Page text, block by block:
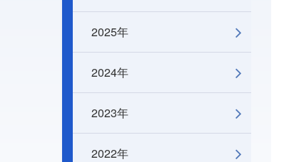
2025年
2024年
2023年
2022年